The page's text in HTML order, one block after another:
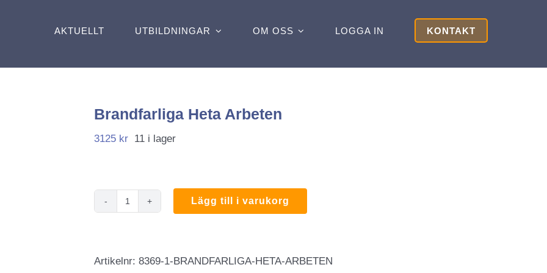
AKTUELLT UTBILDNINGAR OM OSS LOGGA IN KONTAKT
Brandfarliga Heta Arbeten
3125 kr 11 i lager
Brandfarliga
mängd
Lägg till i varukorg
Artikelnr: 8369-1-BRANDFARLIGA-HETA-ARBETEN